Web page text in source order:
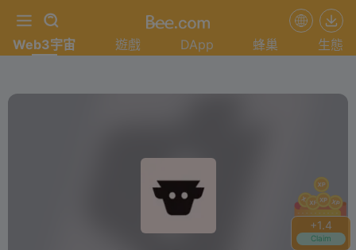
+1.4
Claim
Web3宇宙 遊戲 DApp 蜂巢 生態